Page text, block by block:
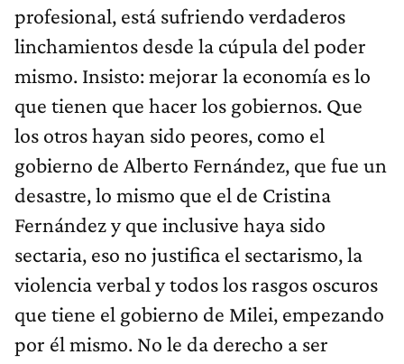
profesional, está sufriendo verdaderos
linchamientos desde la cúpula del poder
mismo. Insisto: mejorar la economía es lo
que tienen que hacer los gobiernos. Que
los otros hayan sido peores, como el
gobierno de Alberto Fernández, que fue un
desastre, lo mismo que el de Cristina
Fernández y que inclusive haya sido
sectaria, eso no justifica el sectarismo, la
violencia verbal y todos los rasgos oscuros
que tiene el gobierno de Milei, empezando
por él mismo. No le da derecho a ser